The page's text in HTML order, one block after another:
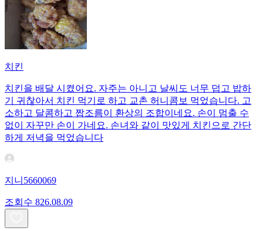
치킨
치킨을 배달 시켰어요. 자주는 아니고 날씨도 너무 덥고 밥하
기 귀찮아서 치킨 먹기로 하고 교촌 허니콤보 먹었습니다. 고
소하고 달콤하고 짭조름이 환상의 조합이네요. 손이 멈출 수
없이 자꾸만 손이 가네요. 손녀와 같이 맛있게 치킨으로 간단
하게 저녁을 먹었습니다
지니5660069
조회수 826.08.09